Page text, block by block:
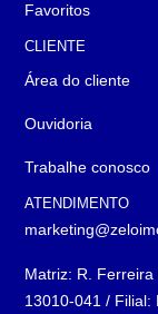
Favoritos
CLIENTE
Área do cliente
Ouvidoria
Trabalhe conosco
ATENDIMENTO
Matriz: R. Ferreira
13010-041 / Filial: